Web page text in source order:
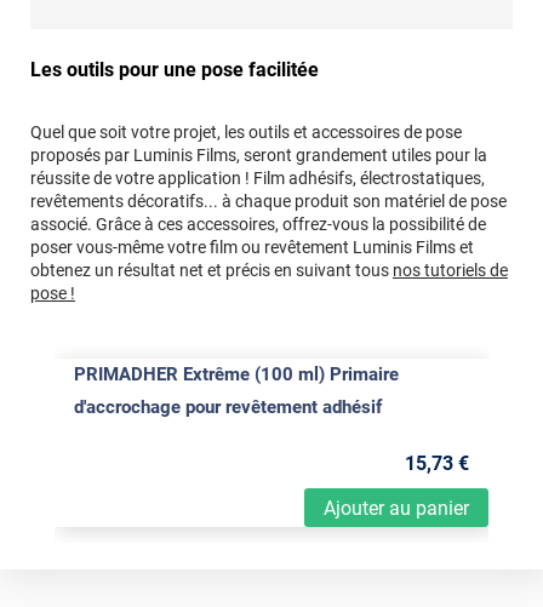
Les outils pour une pose facilitée
Quel que soit votre projet, les outils et accessoires de pose
proposés par Luminis Films, seront grandement utiles pour la
réussite de votre application ! Film adhésifs, électrostatiques,
revêtements décoratifs... à chaque produit son matériel de pose
associé. Grâce à ces accessoires, offrez-vous la possibilité de
poser vous-même votre film ou revêtement Luminis Films et
obtenez un résultat net et précis en suivant tous nos tutoriels de
pose !
PRIMADHER Extrême (100 ml) Primaire
d'accrochage pour revêtement adhésif
Ajouter au panier
15,73 €